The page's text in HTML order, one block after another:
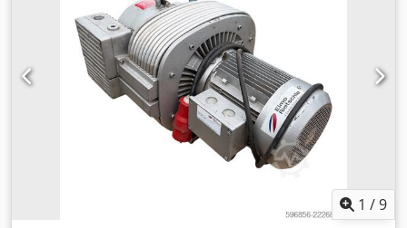
Antrieb ausgestattet. Die robuste Konstruktion garantiert
eine lange Lebensdauer und einen zuverlässigen Betrieb.
Der optische Zustand entspricht den Fotos – normale
Gebrauchsspuren. Technische Daten Hersteller: Rietschle
Modell: CL 25 VE Seriennummer: 325202 Herstellungsland:
Westdeutschland Förderleistung: 25 m³/h Drehzahl: 1400
U/min Maximaler Unterdruck: ≥ 90 % Motorleistung: 1,1 kW
(1,5 PS) Spannungsversorgung: 380/220 V Frequenz: 50 Hz
Schutzart: IP44 Isolationsklasse: B Anwendungsbereich Die
Verpackungsanlagen, Vakuumtischen, Vakuumgreifern,
1 /9